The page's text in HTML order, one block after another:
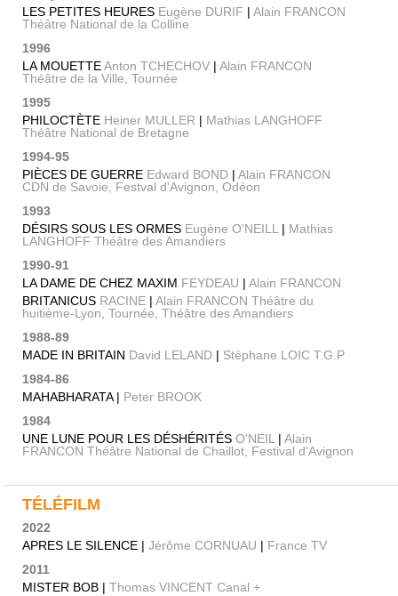
LES PETITES HEURES Eugène DURIF | Alain FRANCON
Théâtre National de la Colline
1996
LA MOUETTEAnton TCHECHOV | Alain FRANCON
Théâtre de la Ville, Tournée
1995
PHILOCTÈTE Heiner MULLER | Mathias LANGHOFF
Théâtre National de Bretagne
1994-95
PIÈCES DE GUERRE Edward BOND | Alain FRANCON
CDN de Savoie, Festval d'Avignon, Odéon
1993
DÉSIRS SOUS LES ORMES Eugène O'NEILL| Mathias
LANGHOFF Théâtre des Amandiers
1990-91
LA DAME DE CHEZ MAXIM FEYDEAU | Alain FRANCON
BRITANICUS RACINE | Alain FRANCON Théâtre du
huitième-Lyon, Tournée, Théâtre des Amandiers
1988-89
MADE IN BRITAIN David LELAND | Stéphane LOIC T.G.P
1984-86
MAHABHARATA | Peter BROOK
1984
UNE LUNE POUR LES DÉSHÉRITÉS O'NEIL| Alain
FRANCON Théâtre National de Chaillot, Festival d'Avignon
TÉLÉFILM
2022
APRES LE SILENCE | Jérôme CORNUAU | France TV
2011
MISTER BOB | Thomas VINCENT Canal +